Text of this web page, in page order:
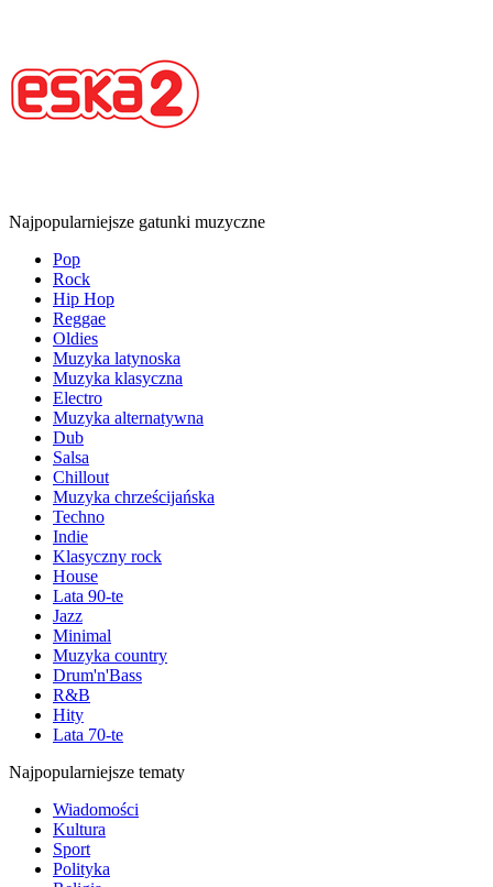
Najpopularniejsze gatunki muzyczne
Pop
Rock
Hip Hop
Reggae
Oldies
Muzyka latynoska
Muzyka klasyczna
Electro
Muzyka alternatywna
Dub
Salsa
Chillout
Muzyka chrześcijańska
Techno
Indie
Klasyczny rock
House
Lata 90-te
Jazz
Minimal
Muzyka country
Drum'n'Bass
R&B
Hity
Lata 70-te
Najpopularniejsze tematy
Wiadomości
Kultura
Sport
Polityka